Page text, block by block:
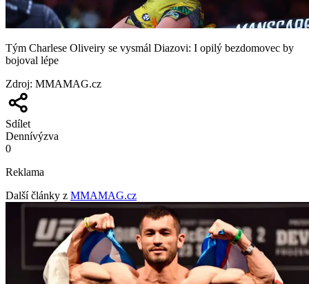
Tým Charlese Oliveiry se vysmál Diazovi: I opilý bezdomovec by
bojoval lépe
Zdroj: MMAMAG.cz
Sdílet
Dennívýzva
0
Reklama
Další články z MMAMAG.cz